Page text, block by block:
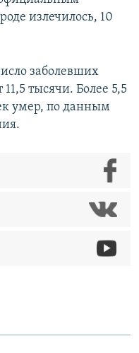
излечилось, 10
заболевших
тысячи. Более 5,5
умер, по данным